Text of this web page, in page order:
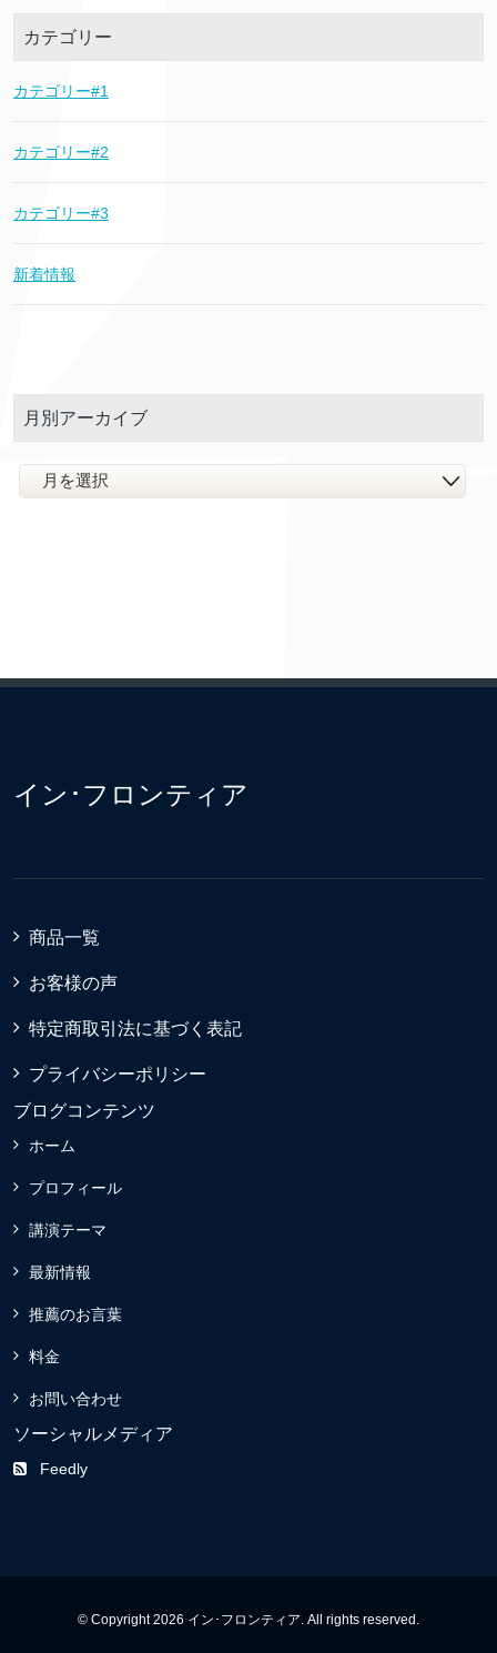
カテゴリー
カテゴリー#1
カテゴリー#2
カテゴリー#3
新着情報
月別アーカイブ
イン･フロンティア
商品一覧
お客様の声
特定商取引法に基づく表記
プライバシーポリシー
ブログコンテンツ
ホーム
プロフィール
講演テーマ
最新情報
推薦のお言葉
料金
お問い合わせ
ソーシャルメディア
Feedly
© Copyright 2026 イン･フロンティア. All rights reserved.